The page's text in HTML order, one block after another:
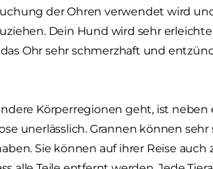
der Ohren verwendet wird
Dein Hund wird sehr
Ohr sehr schmerzhaft und
Körperregionen geht, ist neben
unerlässlich. Grannen können
Sie können auf ihrer Reise auch